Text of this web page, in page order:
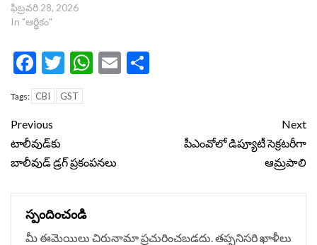
ఫిబ్రవరి 28, 2026
In "ఆర్థికం"
Facebook
Twitter
WhatsApp
Email
Tags: CBI GST
Continue
Reading
Previous
టాలీవుడ్‌కు
బాలీవుడ్ డ్రగ్ ప్రకంపనలు
Next
పీఎంవోలో డిప్యూటీ సెక్రటరీగా
ఆమ్రపాలి
స్పందించండి
మీ ఈమెయిలు చిరునామా ప్రచురించబడదు.తప్పనిసరి ఖాళీలు